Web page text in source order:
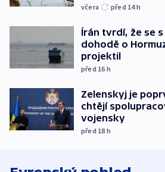
včera před 14h
Írán tvrdí, že se s
dohodě o
projektil
před 16 h
Zelenskyj je
chtějí
vojensky
před 18 h